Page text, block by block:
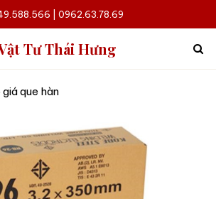
| 0962.63.78.69
Tư Thái Hưng
giá que hàn